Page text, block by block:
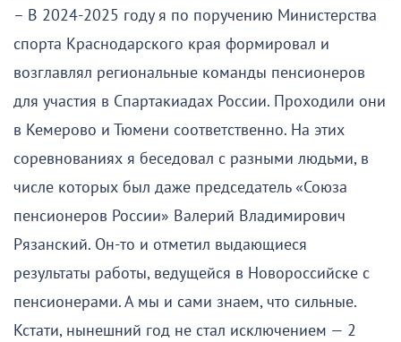
– В 2024-2025 году я по поручению Министерства
спорта Краснодарского края формировал и
возглавлял региональные команды пенсионеров
для участия в Спартакиадах России. Проходили они
в Кемерово и Тюмени соответственно. На этих
соревнованиях я беседовал с разными людьми, в
числе которых был даже председатель «Союза
пенсионеров России» Валерий Владимирович
Рязанский. Он-то и отметил выдающиеся
результаты работы, ведущейся в Новороссийске с
пенсионерами. А мы и сами знаем, что сильные.
Кстати, нынешний год не стал исключением — 2